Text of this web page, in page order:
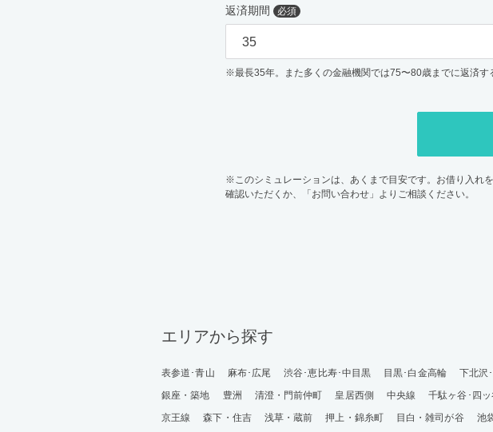
返済期間 必須
※最長35年。また多くの金融機関では75〜80歳までに返済す
※このシミュレーションは、あくまで目安です。お借り入れ
確認いただくか、「お問い合わせ」よりご相談ください。
エリアから探す
表参道･青山 麻布･広尾 渋谷･恵比寿･中目黒 目黒･白金高輪 下北沢
銀座・築地
豊洲 清澄・門前仲町 皇居西側 中央線 千駄ヶ谷･四
京王線
森下・住吉 浅草・蔵前 押上・錦糸町 目白・雑司が谷 池